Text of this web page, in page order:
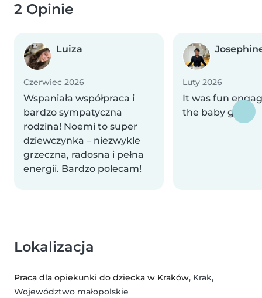
2 Opinie
Luiza
Czerwiec 2026
Wspaniała współpraca i
bardzo sympatyczna
rodzina! Noemi to super
dziewczynka – niezwykle
grzeczna, radosna i pełna
energii. Bardzo polecam!
Luty 2026
It was fun
the baby girl☺️
Lokalizacja
Praca dla opiekunki do dziecka w Kraków, Krak,
Województwo małopolskie